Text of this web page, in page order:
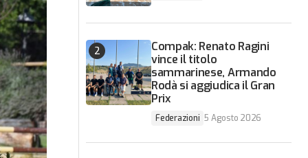
Compak: Renato Ragini
vince il titolo
sammarinese, Armando
Rodà si aggiudica il Gran
Prix
Federazioni 5 Agosto 2026